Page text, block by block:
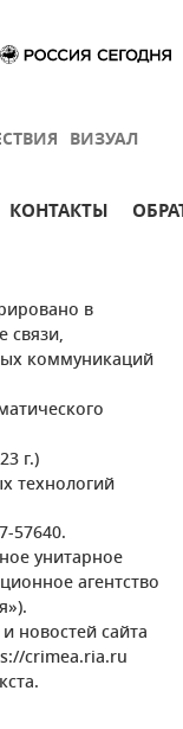
ВИЗУАЛ
КОНТАКТЫ
в
связи,
коммуникаций
г.)
технологий
57640.
унитарное
агентство
новостей сайта
crimea.ria.ru